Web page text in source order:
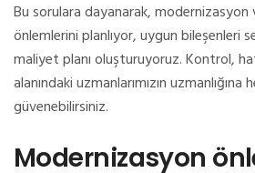
Bu sorulara dayanarak, modernizasyon
önlemlerini planlıyor, uygun bileşenleri
maliyet planı oluşturuyoruz.Kontrol,
alanındaki uzmanlarımızın uzmanlığına
güvenebilirsiniz.
Modernizasyon